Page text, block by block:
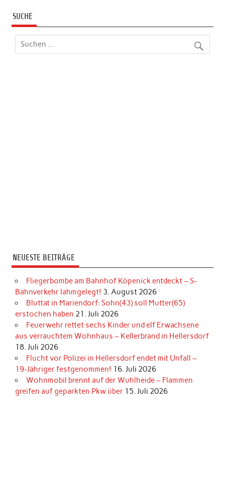
SUCHE
NEUESTE BEITRÄGE
Fliegerbombe am Bahnhof Köpenick entdeckt – S-
Bahnverkehr lahmgelegt! 3. August 2026
Bluttat in Mariendorf: Sohn(43) soll Mutter(65)
erstochen haben 21. Juli 2026
Feuerwehr rettet sechs Kinder und elf Erwachsene
aus verrauchtem Wohnhaus – Kellerbrand in Hellersdorf
18. Juli 2026
Flucht vor Polizei in Hellersdorf endet mit Unfall –
19-Jähriger festgenommen! 16. Juli 2026
Wohnmobil brennt auf der Wuhlheide – Flammen
greifen auf geparkten Pkw über 15. Juli 2026